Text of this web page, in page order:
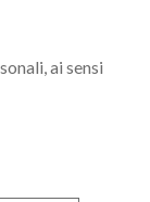
ai sensi